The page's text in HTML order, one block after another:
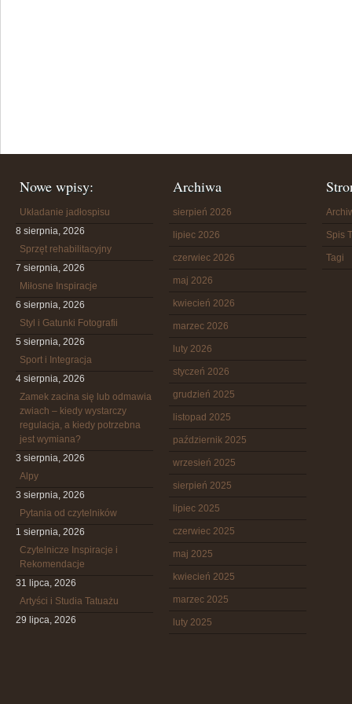
Nowe wpisy:
Układanie jadłospisu
8 sierpnia, 2026
Sprzęt rehabilitacyjny
7 sierpnia, 2026
Miłosne Inspiracje
6 sierpnia, 2026
Styl i Gatunki Fotografii
5 sierpnia, 2026
Sport i Integracja
4 sierpnia, 2026
Zamek zacina się lub odmawia
zwiach – kiedy wystarczy
regulacja, a kiedy potrzebna
jest wymiana?
3 sierpnia, 2026
Alpy
3 sierpnia, 2026
Pytania od czytelników
1 sierpnia, 2026
Czytelnicze Inspiracje i
Rekomendacje
31 lipca, 2026
Artyści i Studia Tatuażu
29 lipca, 2026
Archiwa
sierpień 2026
lipiec 2026
czerwiec 2026
maj 2026
kwiecień 2026
marzec 2026
luty 2026
styczeń 2026
grudzień 2025
listopad 2025
październik 2025
wrzesień 2025
sierpień 2025
lipiec 2025
czerwiec 2025
maj 2025
kwiecień 2025
marzec 2025
luty 2025
Spis
Tagi